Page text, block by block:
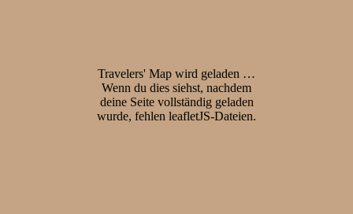
Travelers' Map wird geladen …
Wenn du dies siehst, nachdem
deine Seite vollständig geladen
wurde, fehlen leafletJS-Dateien.